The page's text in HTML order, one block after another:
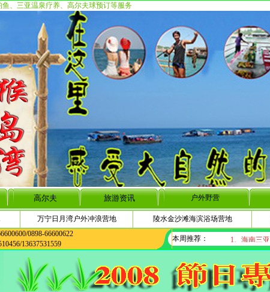
、三亚温泉疗养、高尔夫球预订等服务
高尔夫 旅游资讯 户外野营
万宁日月湾户外冲浪营地 陵水金沙滩海滨浴场营地
0898-66600622
本周推荐：
13637531559